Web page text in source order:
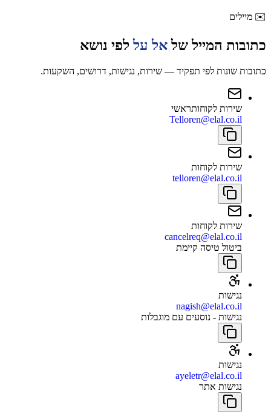
✉️ מיילים
כתובות המייל של אל על לפי נושא
כתובות שונות לפי תפקיד — שירות, נגישות, דרושים, השקעות.
שירות לקוחותראשי
Telloren@elal.co.il
שירות לקוחות
telloren@elal.co.il
שירות לקוחות
cancelreq@elal.co.il
ביטול טיסה קיימת
נגישות
nagish@elal.co.il
נגישות - נוסעים עם מוגבלות
נגישות
ayeletr@elal.co.il
נגישות אתר